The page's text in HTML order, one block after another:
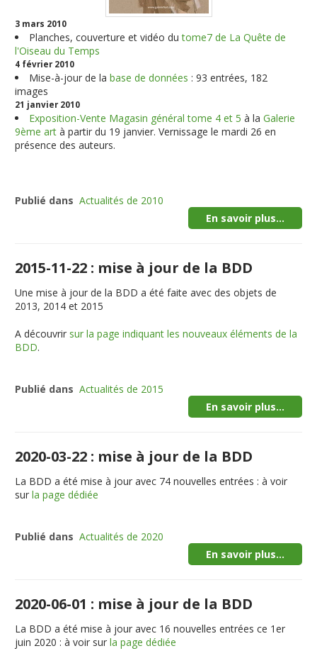
3 mars 2010
Planches, couverture et vidéo dutome7 de La Quête de
l'Oiseau du Temps
4 février 2010
Mise-à-jour de labase de données : 93 entrées, 182
images
21 janvier 2010
Exposition-Vente Magasin général tome 4 et 5 à laGalerie
9ème art à partir du 19 janvier. Vernissage le mardi 26 en
présence des auteurs.
Publié dans Actualités de 2010
En savoir plus...
2015-11-22 : mise à jour de la BDD
Une mise à jour de la BDD a été faite avec des objets de
2013, 2014 et 2015
A découvrir sur la page indiquant les nouveaux éléments de la
BDD.
Publié dans Actualités de 2015
En savoir plus...
2020-03-22 : mise à jour de la BDD
La BDD a été mise à jour avec 74 nouvelles entrées : à voir
surla page dédiée
Publié dans Actualités de 2020
En savoir plus...
2020-06-01 : mise à jour de la BDD
La BDD a été mise à jour avec 16 nouvelles entrées ce 1er
juin 2020 : à voir surla page dédiée